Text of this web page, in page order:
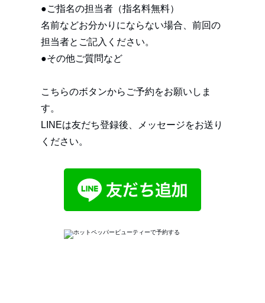
●ご指名の担当者（指名料無料）
名前などお分かりにならない場合、前回の
担当者とご記入ください。
●その他ご質問など
こちらのボタンからご予約をお願いしま
す。
LINEは友だち登録後、メッセージをお送り
ください。